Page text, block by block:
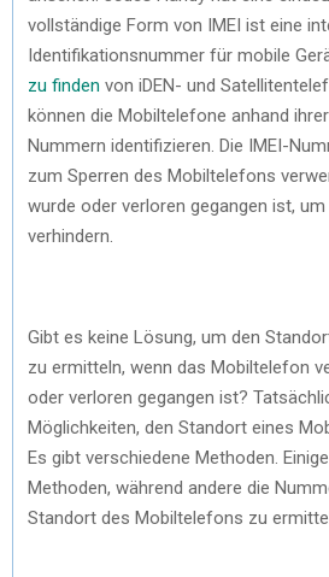
vollständige Form von IMEI ist eine
Identifikationsnummer für mobile
zu finden von iDEN- und
können die Mobiltelefone anhand
Nummern identifizieren. Die IMEI-
zum Sperren des Mobiltelefons
wurde oder verloren gegangen ist,
verhindern.
Gibt es keine Lösung, um den
zu ermitteln, wenn das Mobiltelefon
oder verloren gegangen ist?
Möglichkeiten, den Standort eines
Es gibt verschiedene Methoden.
Methoden, während andere die
Standort des Mobiltelefons zu